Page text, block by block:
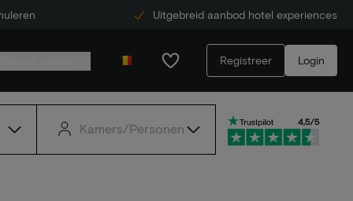
Uitgebreid aanbod hotel experiences
Registreer Login
Kamers/Personen